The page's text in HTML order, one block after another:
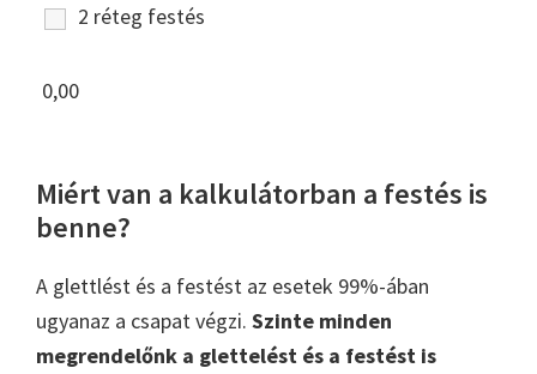
2 réteg festés
0,00
Miért van a kalkulátorban a festés is
benne?
A glettlést és a festést az esetek 99%-ában
ugyanaz a csapat végzi. Szinte minden
megrendelőnk a glettelést és a festést is